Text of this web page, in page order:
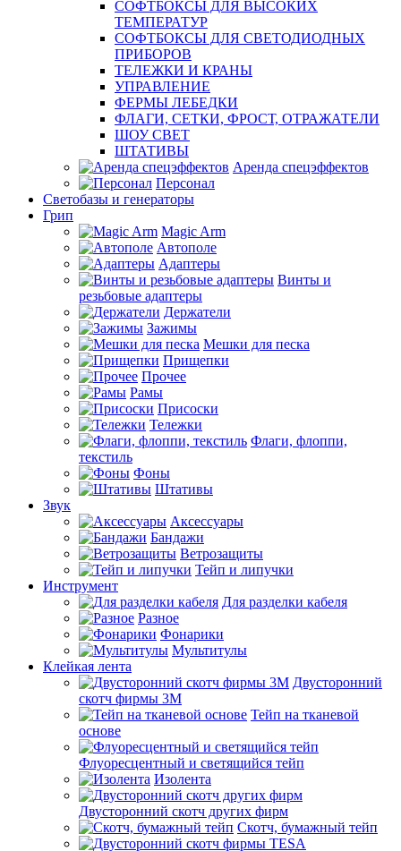
СОФТБОКСЫ ДЛЯ ВЫСОКИХ
ТЕМПЕРАТУР
СОФТБОКСЫ ДЛЯ СВЕТОДИОДНЫХ
ПРИБОРОВ
ТЕЛЕЖКИ И КРАНЫ
УПРАВЛЕНИЕ
ФЕРМЫ ЛЕБЕДКИ
ФЛАГИ, СЕТКИ, ФРОСТ, ОТРАЖАТЕЛИ
ШОУ СВЕТ
ШТАТИВЫ
Аренда спецэффектов
Персонал
Светобазы и генераторы
Грип
Magic Arm
Автополе
Адаптеры
Винты и
резьбовые адаптеры
Держатели
Зажимы
Мешки для песка
Прищепки
Прочее
Рамы
Присоски
Тележки
Флаги, флоппи,
текстиль
Фоны
Штативы
Звук
Аксессуары
Бандажи
Ветрозащиты
Тейп и липучки
Инструмент
Для разделки кабеля
Разное
Фонарики
Мультитулы
Клейкая лента
Двусторонний
скотч фирмы 3M
Тейп на тканевой
основе
Флуоресцентный и светящийся тейп
Изолента
Двусторонний скотч других фирм
Скотч, бумажный тейп